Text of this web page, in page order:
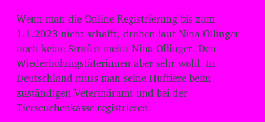
Wenn man die Online-Registrierung bis zum
1.1.2023 nicht schafft, drohen laut Nina Ollinger
noch keine Strafen meint Nina Ollinger. Den
Wiederholungstäterinnen aber sehr wohl. In
Deutschland muss man seine Huftiere beim
zuständigen Veterinäramt und bei der
Tierseuchenkasse registrieren.